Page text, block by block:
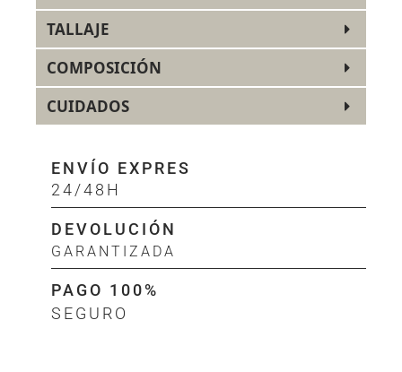
TALLAJE
COMPOSICIÓN
CUIDADOS
ENVÍO EXPRES
24/48H
DEVOLUCIÓN
GARANTIZADA
PAGO 100%
SEGURO